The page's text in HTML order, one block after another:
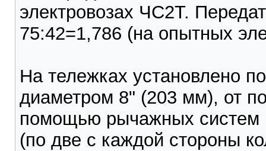
электровозах ЧС2Т.
75:42=1,786 (на опытных
На тележках установлено
диаметром 8" (203 мм), от
помощью рычажных систем
(по две с каждой стороны